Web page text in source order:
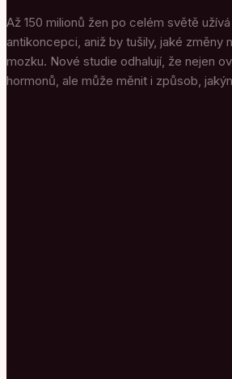
Až 150 milionů žen po celém světě
antikoncepci, aniž by tušily, jaké změny
mozku. Nové studie odhalují, že nejen
hormonů, ale může měnit i způsob,